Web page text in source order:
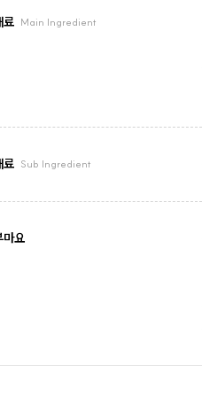
료 Main Ingredient
료 Sub Ingredient
마요